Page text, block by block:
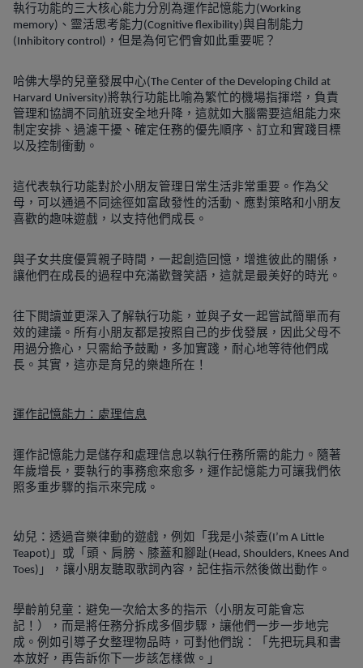
執行功能的三大核心能力分別為運作記憶能力(Working
memory) 、靈活思考能力(Cognitive flexibility)與自制能力
(Inhibitory control) ，但是為何它們會如此重要呢？
哈佛大學的兒童發展中心(The Center of the Developing Child at
Harvard University)將執行功能比喻為繁忙的機場指揮塔，負責
管理和協調不同航班安全地升降，這就如大腦需要這組能力來
制定安排、過濾干擾、確定任務的優先順序、訂立和實踐目標
以及控制衝動。
這代表執行功能對於小朋友管理日常生活非常重要。作為父
母，可以通過不同途徑如富啟發性的活動、應對策略和小朋友
喜歡的趣味遊戲，以支持他們成長。
與子女共度優質親子時間，一起創造回憶，增進彼此的關係，
讓他們在成長的過程中充滿歡聲笑語，這就是最美好的時光。
往下閲讀並更深入了解執行功能，並與子女一起嘗試簡單而有
效的建議。所有小朋友都是按照自己的步伐發展，因此父母不
用過分擔心，只需給予鼓勵，多加實踐，耐心地等待他們成
長。其實，這亦是育兒的樂趣所在！
運作記憶能力：處理信息
運作記憶能力是儲存和處理信息以執行任務所需的能力。隨著
年歲增長，要執行的事務愈來愈多，運作記憶能力可讓我們依
照多重步驟的指示來完成。
幼兒：透過音樂律動的遊戲，例如「我是小茶壺(I’m A Little
Teapot) 」或「頭、肩膀、膝蓋和腳趾(Head, Shoulders, Knees And
Toes) 」，讓小朋友聽取歌詞內容，記住指示然後做出動作。
學齡前兒童：避免一次給太多的指示（小朋友可能會忘
記！），而是將任務分拆成多個步驟，讓他們一步一步地完
成。例如引導子女整理物品時，可對他們說：「先把玩具和書
本放好，再告訴你下一步該怎樣做。」